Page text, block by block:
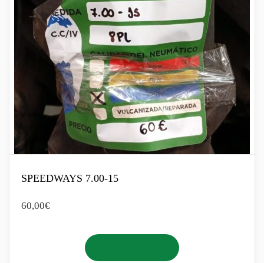
SPEEDWAYS 7.00-15
60,00€